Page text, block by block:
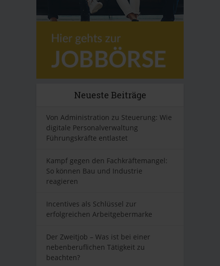
Neueste Beiträge
Von Administration zu Steuerung: Wie
digitale Personalverwaltung
Führungskräfte entlastet
Kampf gegen den Fachkräftemangel:
So können Bau und Industrie
reagieren
Incentives als Schlüssel zur
erfolgreichen Arbeitgebermarke
Der Zweitjob – Was ist bei einer
nebenberuflichen Tätigkeit zu
beachten?